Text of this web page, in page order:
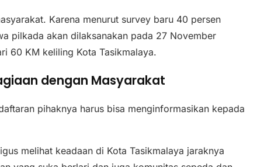
Karena menurut survey baru 40 persen
pilkada akan dilaksanakan pada 27 November
60 KM keliling Kota Tasikmalaya.
dengan Masyarakat
pihaknya harus bisa menginformasikan kepada
melihat keadaan di Kota Tasikmalaya jaraknya